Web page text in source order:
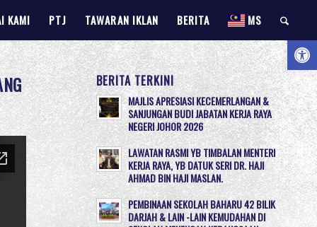
KAMI PTJ TAWARAN IKLAN BERITA MS
BERITA TERKINI
MAJLIS APRESIASI KECEMERLANGAN &
SANJUNGAN BUDI JABATAN KERJA RAYA
NEGERI JOHOR 2026
LAWATAN RASMI YB TIMBALAN MENTERI
KERJA RAYA, YB DATUK SERI DR. HAJI
AHMAD BIN HAJI MASLAN.
PEMBINAAN SEKOLAH BAHARU 42 BILIK
DARJAH & LAIN -LAIN KEMUDAHAN DI